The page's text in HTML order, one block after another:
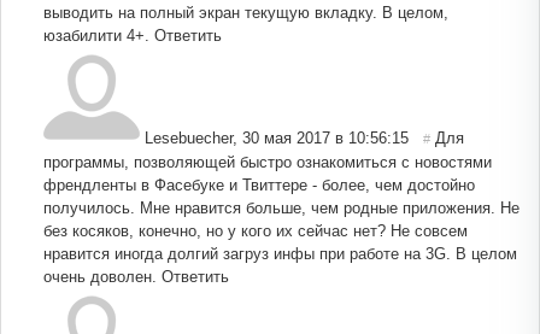
выводить на полный экран текущую вкладку. В целом,
юзабилити 4+. Ответить
Lesebuecher, 30 мая 2017 в 10:56:15 # Для
программы, позволяющей быстро ознакомиться с новостями
френдленты в Фасебуке и Твиттере - более, чем достойно
получилось. Мне нравится больше, чем родные приложения. Не
без косяков, конечно, но у кого их сейчас нет? Не совсем
нравится иногда долгий загруз инфы при работе на 3G. В целом
очень доволен. Ответить